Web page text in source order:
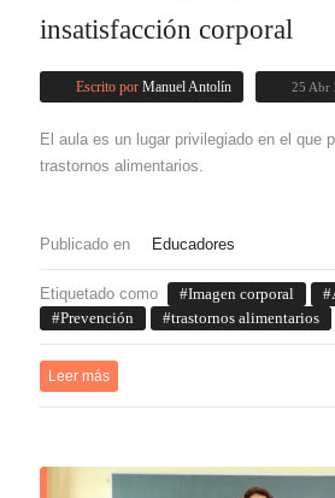
insatisfacción corporal
Escrito por Manuel Antolín 25 Abr
El aula es un lugar privilegiado en el que
trastornos alimentarios.
Publicado en Educadores
Etiquetado como Imagen corporal
Prevención
trastornos alimentarios
Leer más